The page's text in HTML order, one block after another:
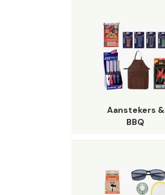
Aanstekers &
BBQ